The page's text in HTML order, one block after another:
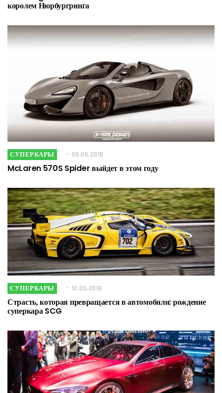
королем Нюрбургринга
СУПЕРКАРЫ 09.05.2018
McLaren 570S Spider выйдет в этом году
СУПЕРКАРЫ 12.05.2018
Страсть, которая превращается в автомобили: рождение
суперкара SCG